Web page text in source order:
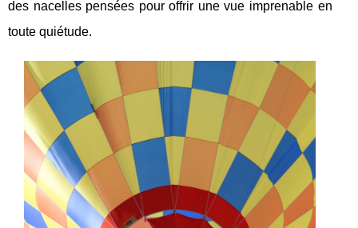
des nacelles pensées pour offrir une vue imprenable en
toute quiétude.